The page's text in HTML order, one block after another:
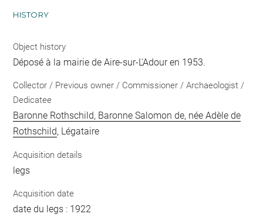
HISTORY
Object history
Déposé à la mairie de Aire-sur-L'Adour en 1953.
Collector / Previous owner / Commissioner / Archaeologist /
Dedicatee
Baronne Rothschild, Baronne Salomon de, née Adèle de
Rothschild, Légataire
Acquisition details
legs
Acquisition date
date du legs : 1922